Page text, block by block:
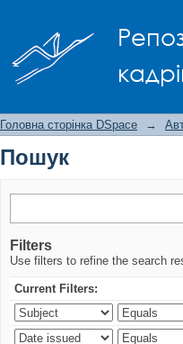
Головна сторінка DSpace →
Пошук
Filters
Use filters to refine the search
Current Filters: